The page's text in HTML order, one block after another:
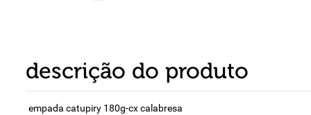
descrição do produto
empada catupiry 180g-cx calabresa